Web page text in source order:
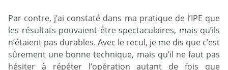
Par contre, j’ai constaté dans ma pratique de l’IPE que
les résultats pouvaient être spectaculaires, mais qu’ils
n’étaient pas durables. Avec le recul, je me dis que c’est
sûrement une bonne technique, mais qu’il ne faut pas
hésiter à répéter l’opération autant de fois que